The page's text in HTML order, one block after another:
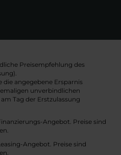
Preisempfehlung des
angegebene Ersparnis
unverbindlichen
Tag der Erstzulassung
Angebot. Preise sind
Angebot. Preise sind